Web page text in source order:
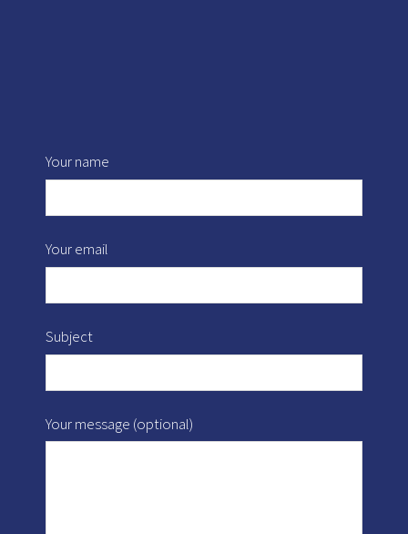
Your name
Your email
Subject
Your message (optional)